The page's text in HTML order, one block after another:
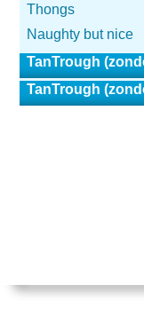
Thongs
Naughty but nice
TanTrough
TanTrough